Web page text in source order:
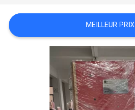
PLAN
DU
PRIVACY
MEILLEUR PRIX